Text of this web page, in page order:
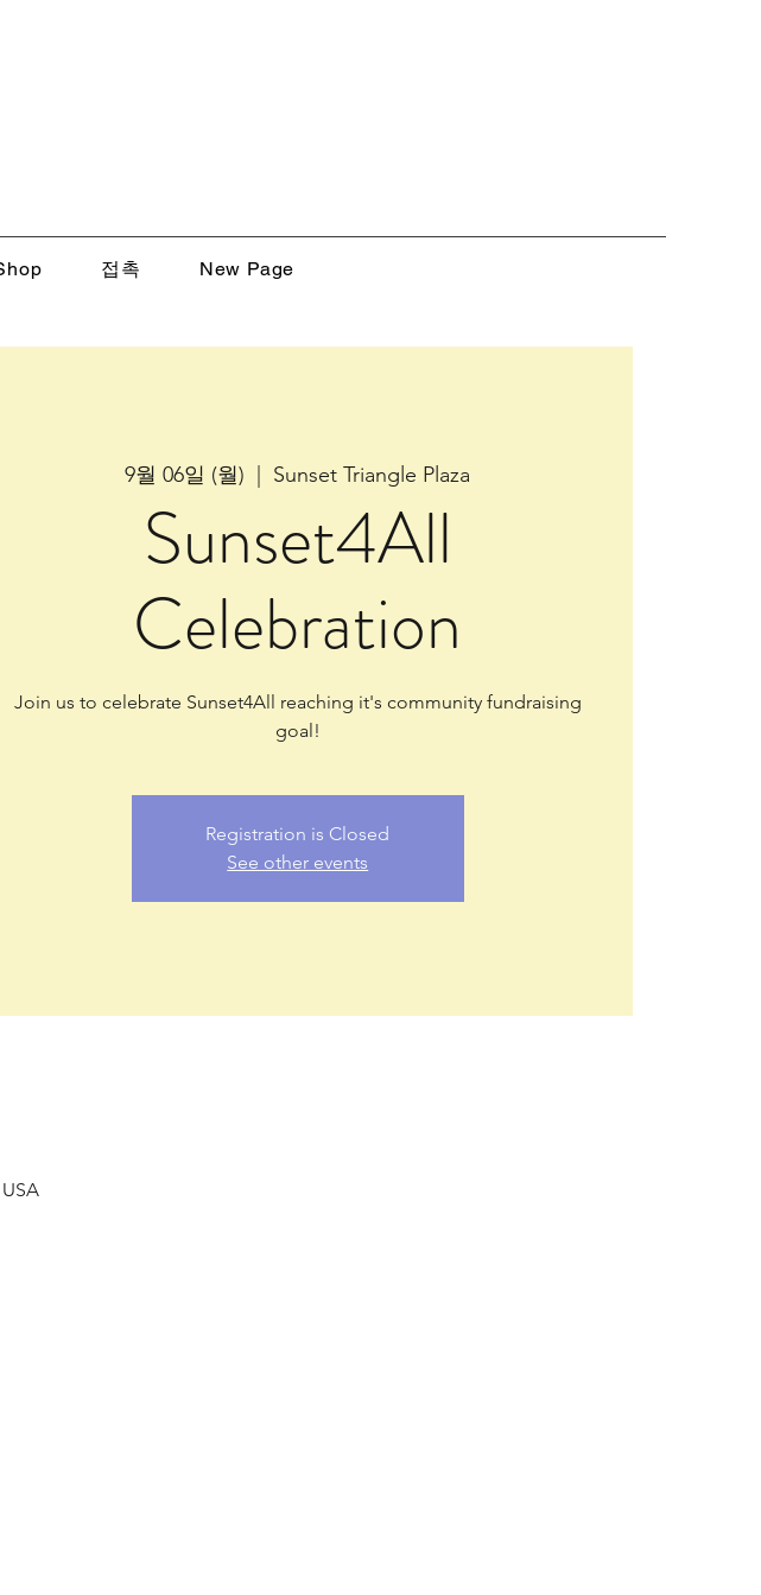
접촉 New Page
9월 06일 (월) Sunset Triangle Plaza
Sunset4All
Celebration
Join us to celebrate Sunset4All reaching it's community fundraising
goal!
Registration is Closed
See other events